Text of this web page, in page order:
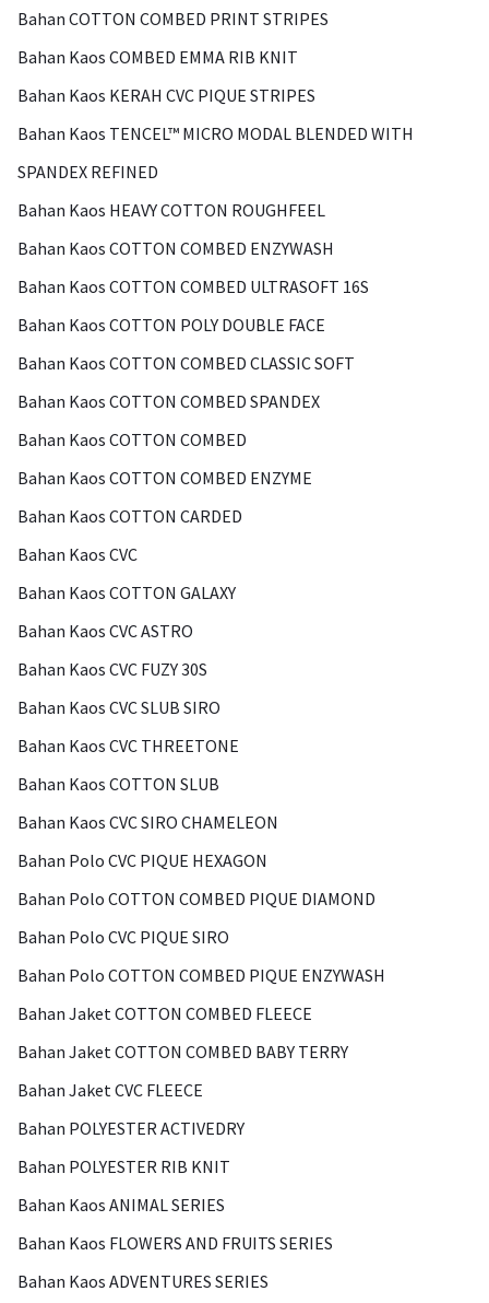
Bahan COTTON COMBED PRINT STRIPES
Bahan Kaos COMBED EMMA RIB KNIT
Bahan Kaos KERAH CVC PIQUE STRIPES
Bahan Kaos TENCEL™ MICRO MODAL BLENDED WITH
SPANDEX REFINED
Bahan Kaos HEAVY COTTON ROUGHFEEL
Bahan Kaos COTTON COMBED ENZYWASH
Bahan Kaos COTTON COMBED ULTRASOFT 16S
Bahan Kaos COTTON POLY DOUBLE FACE
Bahan Kaos COTTON COMBED CLASSIC SOFT
Bahan Kaos COTTON COMBED SPANDEX
Bahan Kaos COTTON COMBED
Bahan Kaos COTTON COMBED ENZYME
Bahan Kaos COTTON CARDED
Bahan Kaos CVC
Bahan Kaos COTTON GALAXY
Bahan Kaos CVC ASTRO
Bahan Kaos CVC FUZY 30S
Bahan Kaos CVC SLUB SIRO
Bahan Kaos CVC THREETONE
Bahan Kaos COTTON SLUB
Bahan Kaos CVC SIRO CHAMELEON
Bahan Polo CVC PIQUE HEXAGON
Bahan Polo COTTON COMBED PIQUE DIAMOND
Bahan Polo CVC PIQUE SIRO
Bahan Polo COTTON COMBED PIQUE ENZYWASH
Bahan Jaket COTTON COMBED FLEECE
Bahan Jaket COTTON COMBED BABY TERRY
Bahan Jaket CVC FLEECE
Bahan POLYESTER ACTIVEDRY
Bahan POLYESTER RIB KNIT
Bahan Kaos ANIMAL SERIES
Bahan Kaos FLOWERS AND FRUITS SERIES
Bahan Kaos ADVENTURES SERIES